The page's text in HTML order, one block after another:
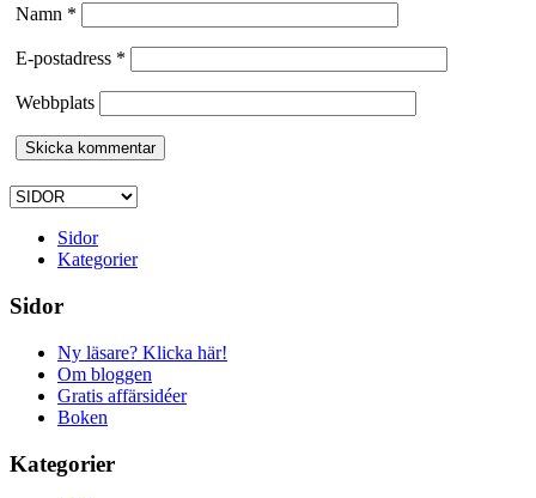
Namn *
E-postadress *
Webbplats
Sidor
Kategorier
Sidor
Ny läsare? Klicka här!
Om bloggen
Gratis affärsidéer
Boken
Kategorier